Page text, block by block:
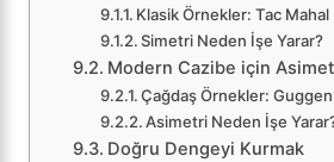
Klasik Örnekler: Tac Mahal
Simetri Neden İşe Yarar?
Modern Cazibe için
Çağdaş Örnekler:
Asimetri Neden İşe
Doğru Dengeyi Kurmak